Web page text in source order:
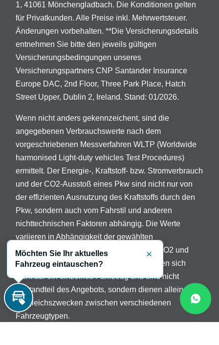
1, 41061 Mönchengladbach. Die Konditionen gelten
für Privatkunden. Alle Preise inkl. Mehrwertsteuer.
Änderungen vorbehalten. **Die Versicherungsdetails
entnehmen Sie bitte den jeweils gültigen
Versicherungsbedingungen unseres
Versicherungspartners CNP Santander Insurance
Europe DAC, 2nd Floor, Three Park Place, Hatch
Street Upper, Dublin 2, Ireland. Stand: 01/2026.
Wenn nicht anders gekennzeichent, sind die
angegebenen Verbrauchswerte nach dem
vorgeschriebenen Messverfahren WLTP (Worldwide
harmonised Light-duty vehicles Test Procedures)
ermittelt. Der Energie-, Kraftstoff- bzw. Stromverbrauch
und der CO2-Ausstoß eines Pkw sind nicht nur von
der effizienten Ausnutzung des Kraftstoffs durch den
Pkw, sondern auch vom Fahrstil und anderen
nichttechnischen Faktoren abhängig. Die Werte
variieren in Abhängigkeit der gewählten
Sonderausstattungen. Beschreibung der CO2 und
Verbrauchsangaben: Die Angaben beziehen sich
nicht auf ein einzelnes Fahrzeug und sind nicht
Bestandteil des Angebots, sondern dienen allein
Vergleichszwecken zwischen verschiedenen
Fahrzeugtypen.
Inzahlungnahme
Möchten Sie Ihr aktuelles
Fahrzeug eintauschen?
Schließen